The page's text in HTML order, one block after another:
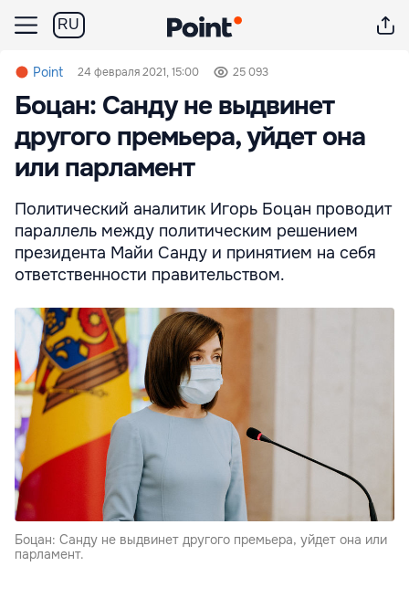
RU
Point 24 февраля 2021, 15:00 25 093
Боцан: Санду не выдвинет
другого премьера, уйдет она
или парламент
Политический аналитик Игорь Боцан проводит
параллель между политическим решением
президента Майи Санду и принятием на себя
ответственности правительством.
Боцан: Санду не выдвинет другого премьера, уйдет она или
парламент.